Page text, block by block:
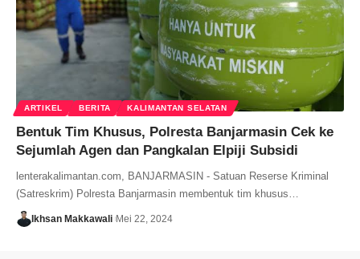
ARTIKEL BERITA KALIMANTAN SELATAN
Bentuk Tim Khusus, Polresta Banjarmasin Cek ke
Sejumlah Agen dan Pangkalan Elpiji Subsidi
lenterakalimantan.com, BANJARMASIN - Satuan Reserse Kriminal
(Satreskrim) Polresta Banjarmasin membentuk tim khusus…
Ikhsan Makkawali Mei 22, 2024